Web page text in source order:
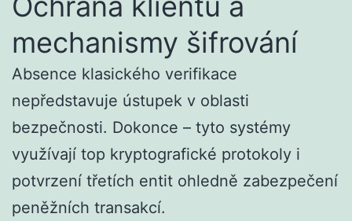
mechanismy šifrování
Absence klasického verifikace
nepředstavuje ústupek v oblasti
bezpečnosti. Dokonce – tyto systémy
využívají top kryptografické protokoly i
potvrzení třetích entit ohledně zabezpečení
peněžních transakcí.